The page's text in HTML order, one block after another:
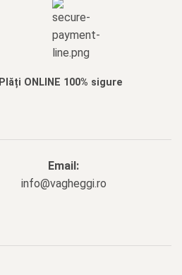
Plăți ONLINE 100% sigure
Email:
info@vagheggi.ro